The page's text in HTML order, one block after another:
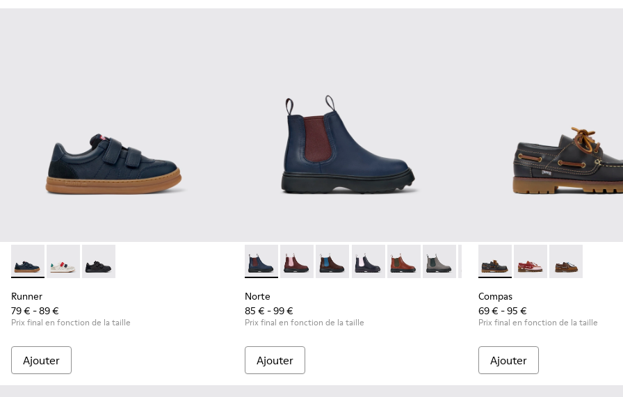
Runner - K800652-003 - Baskets bleues en cuir et nubuck pour enfants.
Runner - K800652-007
Runner - K800652-001
Runner
79 € - 89 €
Prix final en fonction de la taille
Ajouter
Norte - K900149-024 - Bottines en cuir bleu pour enfants.
Norte - K900149-026
Norte - K900149-025
Norte - K900149-023
Norte - K900149-022
Norte - K900149-021
Norte - K900149-019
Norte - K900149-017
Norte - K900149-
Norte -
Norte
85 € - 99 €
Prix final en fonction de la taille
Ajouter
Compas - K800416-001 -
Compas - K800416-
Compas -
Compas
69 € - 95 €
Prix final en fonction de la taille
Ajouter